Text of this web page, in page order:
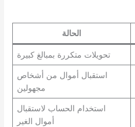
الحالة
تحويلات متكررة بمبالغ كبيرة
استقبال أموال من أشخاص
مجهولين
استخدام الحساب لاستقبال
أموال الغير